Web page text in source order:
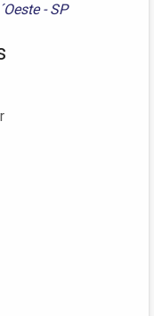
- SP